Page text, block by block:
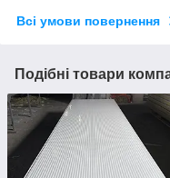
Всі умови повернення
Подібні товари